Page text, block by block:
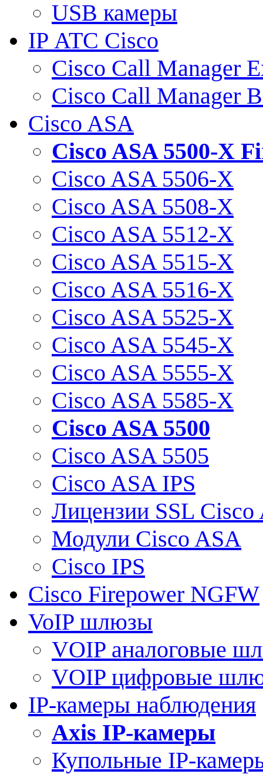
USB камеры
IP АТС Cisco
Cisco Call Manager
Cisco Call Manager
Cisco ASA
Cisco ASA 5500-X
Cisco ASA 5506-X
Cisco ASA 5508-X
Cisco ASA 5512-X
Cisco ASA 5515-X
Cisco ASA 5516-X
Cisco ASA 5525-X
Cisco ASA 5545-X
Cisco ASA 5555-X
Cisco ASA 5585-X
Cisco ASA 5500
Cisco ASA 5505
Cisco ASA IPS
Лицензии SSL Cisco
Модули Cisco ASA
Cisco IPS
Cisco Firepower NGFW
VoIP шлюзы
VOIP аналоговые
VOIP цифровые
IP-камеры наблюдения
Axis IP-камеры
Купольные IP-